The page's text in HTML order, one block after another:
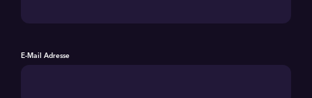
E-Mail Adresse